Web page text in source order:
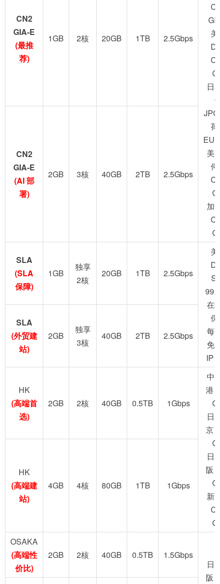
CN2
GIA-E
(最推
荐)
1GB 2核 20GB 1TB 2.5Gbps
日
美
加
CN2
GIA-E
(AI 部
署)
2GB 3核 40GB 2TB 2.5Gbps
SLA
(SLA
保障)
1GB
独享
2核
20GB 1TB 2.5Gbps
在
每
免
IP
SLA
(外贸建
站)
2GB
独享
3核
40GB 2TB 2.5Gbps
HK
(高端首
选)
2GB 2核 40GB 0.5TB 1Gbps
中
港
日
京
日
阪
新
HK
(高端建
站)
4GB 4核 80GB 1TB 1Gbps
OSAKA
(高端性
价比)
2GB 2核 40GB 0.5TB
1.5Gbps
日
阪